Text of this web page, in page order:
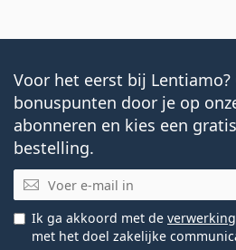
Voor het eerst bij Lentiamo?
bonuspunten door je op
abonneren en kies een
bestelling.
E-mail
Ik ga akkoord met de
met het doel zakelijke